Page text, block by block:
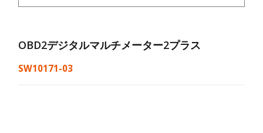
OBD2デジタルマルチメーター2プラス
SW10171-03